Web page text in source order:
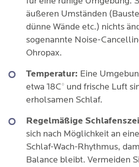
äußeren Umständen
dünne Wände etc.) nichts
sogenannte Noise-
Ohropax.
Temperatur: Eine
etwa 18C° und frische Luft
erholsamen Schlaf.
Regelmäßige
sich nach Möglichkeit an
Schlaf-Wach-Rhythmus,
Balance bleibt. Vermeiden